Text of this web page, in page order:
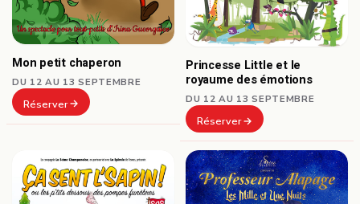
Mon petit chaperon
DU 12 AU 13 SEPTEMBRE
Réserver
Princesse Little et le
royaume des émotions
DU 12 AU 13 SEPTEMBRE
Réserver